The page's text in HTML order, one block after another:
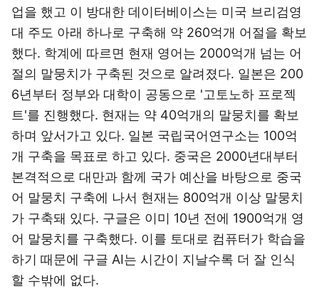
업을 했고 이 방대한 데이터베이스는 미국 브리검영
대 주도 아래 하나로 구축해 약 260억개 어절을 확보
했다. 학계에 따르면 현재 영어는 2000억개 넘는 어
절의 말뭉치가 구축된 것으로 알려졌다. 일본은 200
6년부터 정부와 대학이 공동으로 '고토노하 프로젝
트'를 진행했다. 현재는 약 40억개의 말뭉치를 확보
하며 앞서가고 있다. 일본 국립국어연구소는 100억
개 구축을 목표로 하고 있다. 중국은 2000년대부터
본격적으로 대만과 함께 국가 예산을 바탕으로 중국
어 말뭉치 구축에 나서 현재는 800억개 이상 말뭉치
가 구축돼 있다. 구글은 이미 10년 전에 1900억개 영
어 말뭉치를 구축했다. 이를 토대로 컴퓨터가 학습을
하기 때문에 구글 AI는 시간이 지날수록 더 잘 인식
할 수밖에 없다.